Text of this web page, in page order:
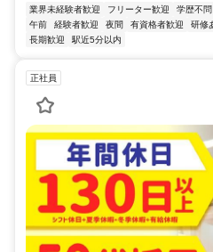
業界未経験者歓迎 フリーター歓迎 学歴不問
午前
経験者歓迎 夜間 有資格者歓迎 研修
長期歓迎
駅近5分以内
正社員